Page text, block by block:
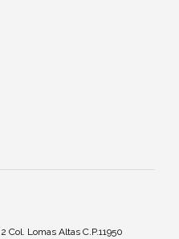
Col. Lomas Altas C.P.11950